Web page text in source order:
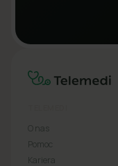
O nas
Pomoc
Kariera